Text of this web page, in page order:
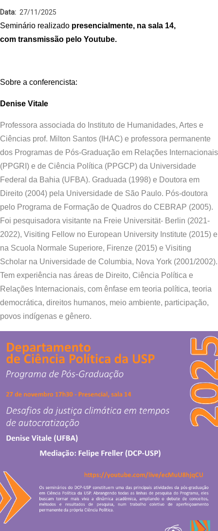
Data 27/11/2025
Seminário realizado presencialmente, na sala 14,
com transmissão pelo Youtube.
Sobre a conferencista:
Denise Vitale
Professora associada do Instituto de Humanidades, Artes e
Ciências prof. Milton Santos (IHAC) e professora permanente
dos Programas de Pós-Graduação em Relações Internacionais
(PPGRI) e de Ciência Política (PPGCP) da Universidade
Federal da Bahia (UFBA). Graduada (1998) e Doutora em
Direito (2004) pela Universidade de São Paulo. Pós-doutora
pelo Programa de Formação de Quadros do CEBRAP (2005).
Foi pesquisadora visitante na Freie Universität- Berlin (2021-
2022), Visiting Fellow no European University Institute (2015) e
na Scuola Normale Superiore, Firenze (2015) e Visiting
Scholar na Universidade de Columbia, Nova York (2001/2002).
Tem experiência nas áreas de Direito, Ciência Política e
Relações Internacionais, com ênfase em teoria política, teoria
democrática, direitos humanos, meio ambiente, participação,
povos indígenas e gênero.